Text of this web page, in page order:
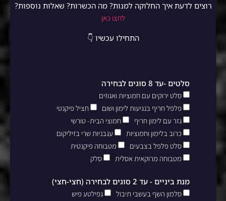
רוצים לדעת איך החלוקה למנות? מה הכשרות? שאלות נוספות?
לחצו כאן
התחילו עכשיו 👇
סלטים -עד 8 סוגים לבחירה
סלט ירוקים עם חמוציות ואגוזים
פלפל חריף בנגיעות לימון ושום
חציל פיקנטי
גזר עם לימון חריף
חמוצי הבית- טורשי
כרוב בלימון וחמוציות
עגבניות שרי בזיליקום
סלט פלפל בצבעים
מטבוחה פיקנטית
מטבוחה מרוקאית אסלית
סלק
מנת ביניים - עד 2 סוגים לבחירה (חצי-חצי)
סלמון השף בעשבי תיבול
גפילטע פיש